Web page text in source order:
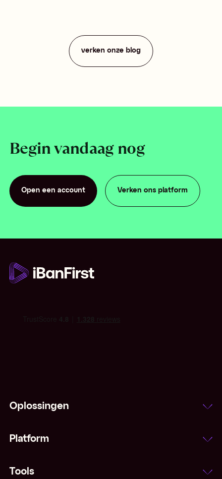
verken onze blog
Begin vandaag nog
Open een account
Open een account
Verken ons platform
Oplossingen
Platform
Tools